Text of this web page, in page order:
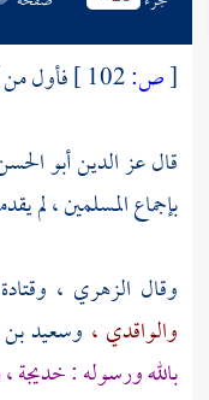
[ص: فأول
قالعز الدين أبو
بإجماع المسلمين ، لم
وقال الزهري ،
والواقدي ، وسعيد
بالله ورسوله :خديجة ،